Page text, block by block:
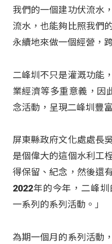
我們的一個建功伏流水
流水，也能夠比照我們
永續地來做一個經營，
二峰圳不只是灌溉功能
業經濟等多重意義，因
念活動，呈現二峰圳豐
屏東縣政府文化處處長
是個偉大的這個水利工
得保留、紀念，然後還
2022年的今年，二峰
一系列的系列活動。」
為期一個月的系列活動